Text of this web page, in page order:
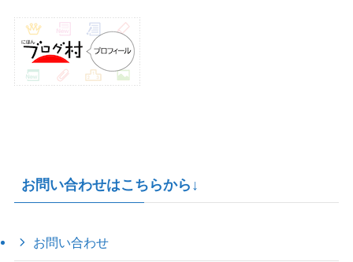
お問い合わせはこちらから↓
お問い合わせ